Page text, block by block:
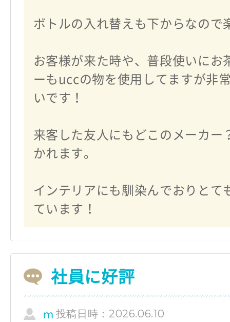
ボトルの入れ替えも下からなので
お客様が来た時や、普段使いにお
ーもuccの物を使用してますが非
いです！
来客した友人にもどこのメーカー
かれます。
インテリアにも馴染んでおりとて
ています！
社員に好評
ｍ 投稿日時：2026.06.10